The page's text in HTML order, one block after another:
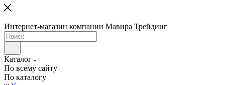
Интернет-магазин компании Мавира Трейдинг
Каталог
По всему сайту
По каталогу